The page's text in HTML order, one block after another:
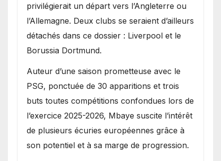
privilégierait un départ vers l’Angleterre ou
l’Allemagne. Deux clubs se seraient d’ailleurs
détachés dans ce dossier : Liverpool et le
Borussia Dortmund.
Auteur d’une saison prometteuse avec le
PSG, ponctuée de 30 apparitions et trois
buts toutes compétitions confondues lors de
l’exercice 2025-2026, Mbaye suscite l’intérêt
de plusieurs écuries européennes grâce à
son potentiel et à sa marge de progression.